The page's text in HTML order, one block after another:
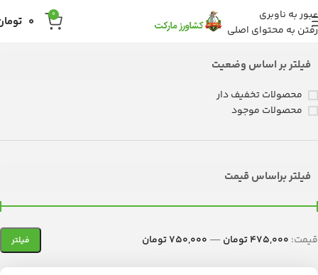
عبور به ناوبری
رفتن به محتوای اصلی
0
0
فیلتر بر اساس وضعیت
محصولات تخفیف دار
محصولات موجود
فیلتر براساس قیمت
فیلتر قیمت: 475,000 تومان — 750,000 تومان